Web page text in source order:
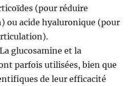
(pour réduire
ou acide hyaluronique (pour
La glucosamine et la
parfois utilisées, bien que
de leur efficacité